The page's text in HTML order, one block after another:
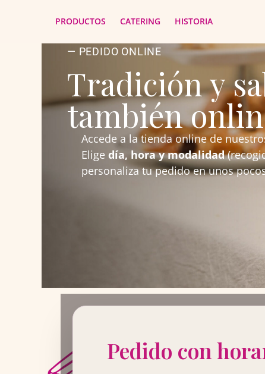
PRODUCTOS CATERING HISTORIA
— PEDIDO ONLINE
Tradición y
también
Accede a la tienda online de
Elige día, hora y modalidad
personaliza tu pedido en unos
Pedido con